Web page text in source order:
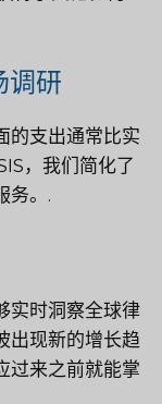
调研
的支出通常比实
，我们简化了
务。.
实时洞察全球律
出现新的增长趋
过来之前就能掌